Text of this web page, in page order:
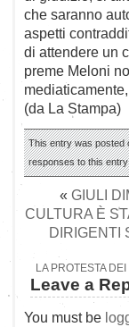
che saranno
aspetti
di attendere un
preme Meloni
(da La Stampa)
This entry was posted
responses to this
« GIULI
CULTURA È
DIRIGENTI
LA PROTESTA
Leave a
You must be